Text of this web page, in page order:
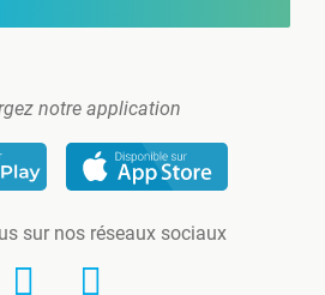
notre application
sur nos réseaux sociaux